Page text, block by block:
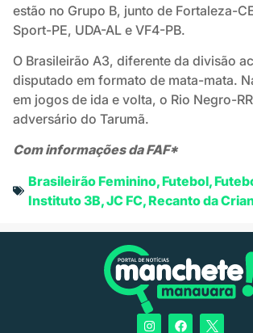
estão no Grupo B, junto de Fortaleza-
Sport-PE, UDA-AL e VF4-PB.
O Brasileirão A3, diferente da divisão
disputado em formato de mata-mata.
em jogos de ida e volta, o Rio Negro-
adversário do Tarumã.
Com informações da FAF*
Brasileirão Feminino,Futebol,
Instituto 3B,JC FC,Recanto da